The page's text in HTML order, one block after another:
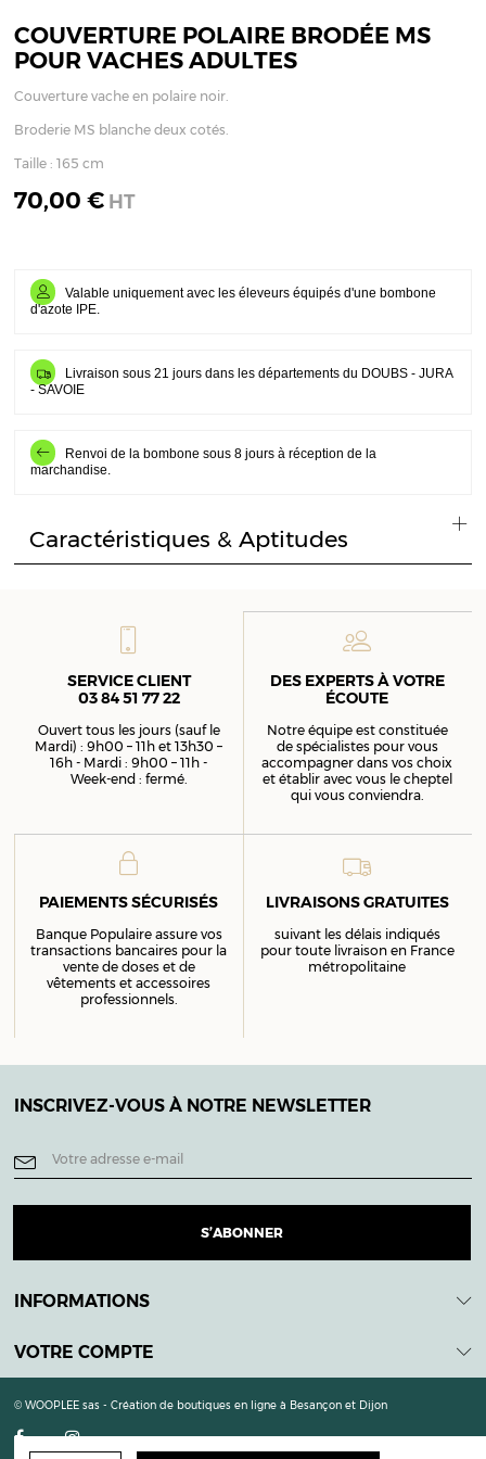
COUVERTURE POLAIRE BRODÉE MS
POUR VACHES ADULTES
Couverture vache en polaire noir.
Broderie MS blanche deux cotés.
Taille : 165 cm
70,00 € HT
Valable uniquement avec les éleveurs équipés d'une bombone
d'azote IPE.
Livraison sous 21 jours dans les départements du DOUBS - JURA
- SAVOIE
Renvoi de la bombone sous 8 jours à réception de la
marchandise.
Caractéristiques & Aptitudes
SERVICE CLIENT
03 84 51 77 22
Ouvert tous les jours (sauf le
Mardi) : 9h00 – 11h et 13h30 –
16h - Mardi : 9h00 – 11h -
Week-end : fermé.
DES EXPERTS À VOTRE
ÉCOUTE
Notre équipe est constituée
de spécialistes pour vous
accompagner dans vos choix
et établir avec vous le cheptel
qui vous conviendra.
PAIEMENTS SÉCURISÉS
Banque Populaire assure vos
transactions bancaires pour la
vente de doses et de
vêtements et accessoires
professionnels.
LIVRAISONS GRATUITES
suivant les délais indiqués
pour toute livraison en France
métropolitaine
INSCRIVEZ-VOUS À NOTRE NEWSLETTER
INFORMATIONS
VOTRE COMPTE
© WOOPLEE sas - Création de boutiques en ligne à Besançon et Dijon